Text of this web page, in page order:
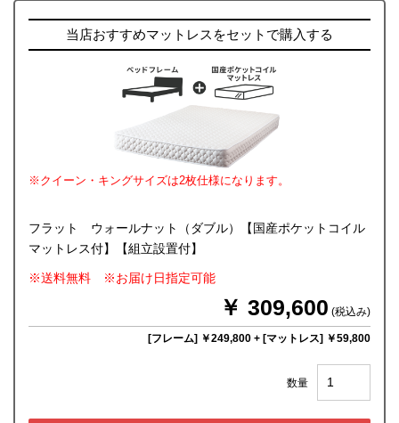
当店おすすめマットレスをセットで購入する
※クイーン・キングサイズは2枚仕様になります。
フラット ウォールナット（ダブル）【国産ポケットコイル
マットレス付】【組立設置付】
※送料無料 ※お届け日指定可能
￥ 309,600 (税込み)
[フレーム] ￥249,800 + [マットレス] ￥59,800
数量